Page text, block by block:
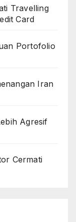
Travelling
Card
Portofolio
Iran
Agresif
Cermati